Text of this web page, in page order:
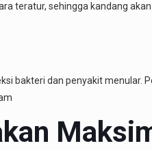
teratur, sehingga kandang
bakteri dan penyakit menular.